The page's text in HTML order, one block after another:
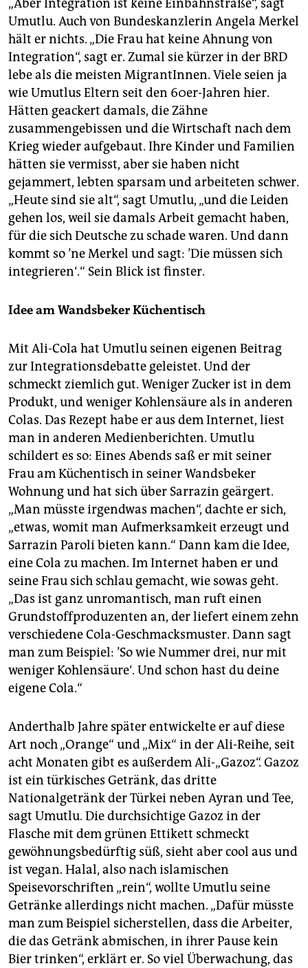
„Aber Integration ist keine Einbahnstraße“, sagt
Umutlu. Auch von Bundeskanzlerin Angela Merkel
hält er nichts. „Die Frau hat keine Ahnung von
Integration“, sagt er. Zumal sie kürzer in der BRD
lebe als die meisten MigrantInnen. Viele seien ja
wie Umutlus Eltern seit den 60er-Jahren hier.
Hätten geackert damals, die Zähne
zusammengebissen und die Wirtschaft nach dem
Krieg wieder aufgebaut. Ihre Kinder und Familien
hätten sie vermisst, aber sie haben nicht
gejammert, lebten sparsam und arbeiteten schwer.
„Heute sind sie alt“, sagt Umutlu, „und die Leiden
gehen los, weil sie damals Arbeit gemacht haben,
für die sich Deutsche zu schade waren. Und dann
kommt so ’ne Merkel und sagt: ’Die müssen sich
integrieren‘.“ Sein Blick ist finster.
Idee am Wandsbeker Küchentisch
Mit Ali-Cola hat Umutlu seinen eigenen Beitrag
zur Integrationsdebatte geleistet. Und der
schmeckt ziemlich gut. Weniger Zucker ist in dem
Produkt, und weniger Kohlensäure als in anderen
Colas. Das Rezept habe er aus dem Internet, liest
man in anderen Medienberichten. Umutlu
schildert es so: Eines Abends saß er mit seiner
Frau am Küchentisch in seiner Wandsbeker
Wohnung und hat sich über Sarrazin geärgert.
„Man müsste irgendwas machen“, dachte er sich,
„etwas, womit man Aufmerksamkeit erzeugt und
Sarrazin Paroli bieten kann.“ Dann kam die Idee,
eine Cola zu machen. Im Internet haben er und
seine Frau sich schlau gemacht, wie sowas geht.
„Das ist ganz unromantisch, man ruft einen
Grundstoffproduzenten an, der liefert einem zehn
verschiedene Cola-Geschmacksmuster. Dann sagt
man zum Beispiel: ’So wie Nummer drei, nur mit
weniger Kohlensäure‘. Und schon hast du deine
eigene Cola.“
Anderthalb Jahre später entwickelte er auf diese
Art noch „Orange“ und „Mix“ in der Ali-Reihe, seit
acht Monaten gibt es außerdem Ali-„Gazoz“. Gazoz
ist ein türkisches Getränk, das dritte
Nationalgetränk der Türkei neben Ayran und Tee,
sagt Umutlu. Die durchsichtige Gazoz in der
Flasche mit dem grünen Ettikett schmeckt
gewöhnungsbedürftig süß, sieht aber cool aus und
ist vegan. Halal, also nach islamischen
Speisevorschriften „rein“, wollte Umutlu seine
Getränke allerdings nicht machen. „Dafür müsste
man zum Beispiel sicherstellen, dass die Arbeiter,
die das Getränk abmischen, in ihrer Pause kein
Bier trinken“, erklärt er. So viel Überwachung, das